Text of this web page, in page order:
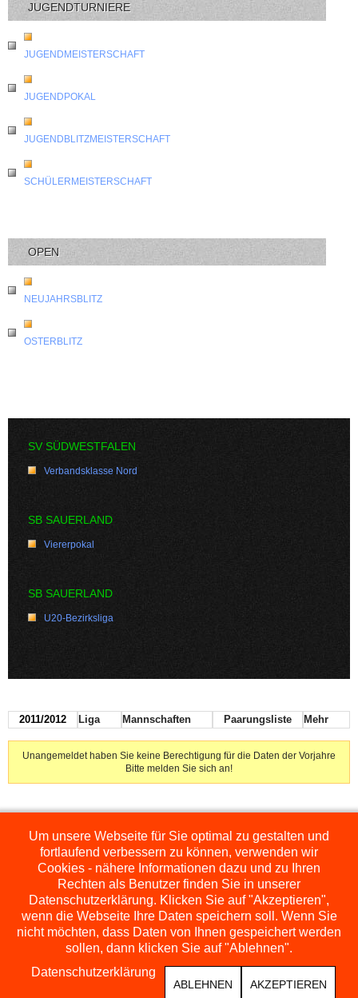
JUGENDTURNIERE
JUGENDMEISTERSCHAFT
JUGENDPOKAL
JUGENDBLITZMEISTERSCHAFT
SCHÜLERMEISTERSCHAFT
OPEN
NEUJAHRSBLITZ
OSTERBLITZ
SV SÜDWESTFALEN
Verbandsklasse Nord
SB SAUERLAND
Viererpokal
SB SAUERLAND
U20-Bezirksliga
2011/2012 Liga Mannschaften Paarungsliste Mehr
Unangemeldet haben Sie keine Berechtigung für die Daten der Vorjahre
Bitte melden Sie sich an!
Die hier dargestellten Ligen werden extern angezeigt und befinden sich im
Orginal aufhttp://www.schachbezirksauerland.de/635/2/index.php
COPYRIGHT © 2026 SCHACHFREUNDE NEUENRADE
Um unsere Webseite für Sie optimal zu gestalten und
fortlaufend verbessern zu können, verwenden wir
Cookies - nähere Informationen dazu und zu Ihren
Rechten als Benutzer finden Sie in unserer
Datenschutzerklärung. Klicken Sie auf "Akzeptieren",
wenn die Webseite Ihre Daten speichern soll. Wenn Sie
nicht möchten, dass Daten von Ihnen gespeichert werden
sollen, dann klicken Sie auf "Ablehnen".
AKZEPTIEREN
ABLEHNEN
Datenschutzerklärung